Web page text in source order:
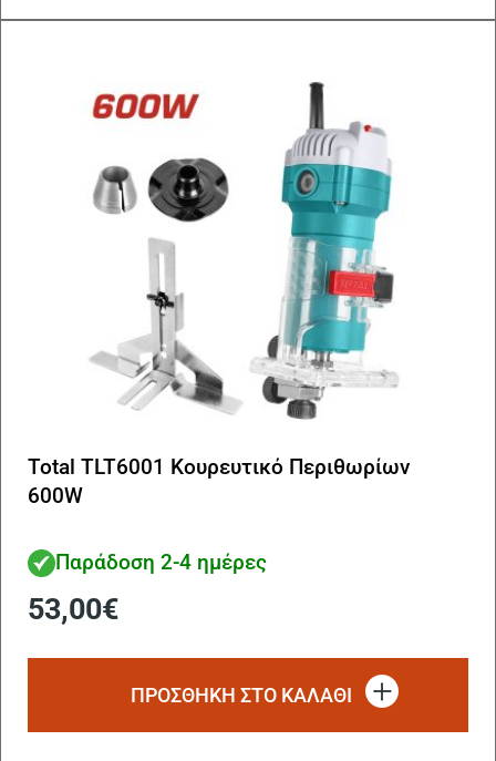
Total TLT6001 Κουρευτικό Περιθωρίων
600W
Παράδοση 2-4 ημέρες
53,00€
ΠΡΟΣΘΗΚΗ ΣΤΟ ΚΑΛΑΘΙ